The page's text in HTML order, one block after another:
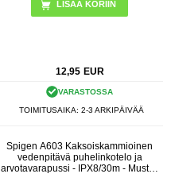
12,95 EUR
VARASTOSSA
TOIMITUSAIKA: 2-3 ARKIPÄIVÄÄ
Spigen A603 Kaksoiskammioinen
vedenpitävä puhelinkotelo ja
arvotavarapussi - IPX8/30m - Musta /